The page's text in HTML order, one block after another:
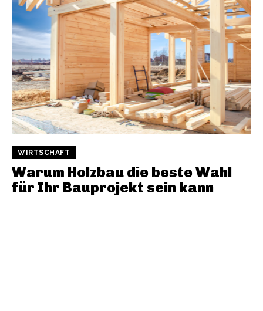
WIRTSCHAFT
Warum Holzbau die beste Wahl
für Ihr Bauprojekt sein kann